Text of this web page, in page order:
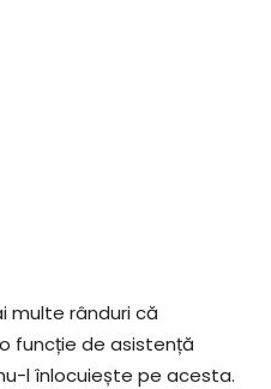
multe rânduri că
funcție de asistență
l înlocuiește pe acesta.